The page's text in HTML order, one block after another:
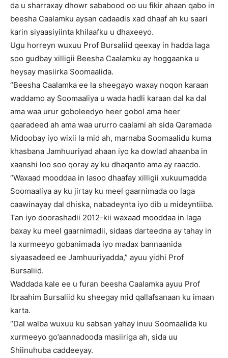
da u sharraxay dhowr sababood oo uu fikir ahaan qabo in
beesha Caalamku aysan cadaadis xad dhaaf ah ku saari
karin siyaasiyiinta khilaafku u dhaxeeyo.
Ugu horreyn wuxuu Prof Bursaliid qeexay in hadda laga
soo gudbay xilligii Beesha Caalamku ay hoggaanka u
heysay masiirka Soomaalida.
“Beesha Caalamka ee la sheegayo waxay noqon karaan
waddamo ay Soomaaliya u wada hadli karaan dal ka dal
ama waa urur goboleedyo heer gobol ama heer
qaaradeed ah ama waa ururro caalami ah sida Qaramada
Midoobay iyo wixii la mid ah, marnaba Soomaalidu kuma
khasbana Jamhuuriyad ahaan iyo ka dowlad ahaanba in
xaanshi loo soo qoray ay ku dhaqanto ama ay raacdo.
“Waxaad mooddaa in lasoo dhaafay xilligii xukuumadda
Soomaaliya ay ku jirtay ku meel gaarnimada oo laga
caawinayay dal dhiska, nabadeynta iyo dib u mideyntiiba.
Tan iyo doorashadii 2012-kii waxaad mooddaa in laga
baxay ku meel gaarnimadii, sidaas darteedna ay tahay in
la xurmeeyo gobanimada iyo madax bannaanida
siyaasadeed ee Jamhuuriyadda,” ayuu yidhi Prof
Bursaliid.
Waddada kale ee u furan beesha Caalamka ayuu Prof
Ibraahim Bursaliid ku sheegay mid qallafsanaan ku imaan
karta.
“Dal walba wuxuu ku sabsan yahay inuu Soomaalida ku
xurmeeyo go’aannadooda masiiriga ah, sida uu
Shiinuhuba caddeeyay.